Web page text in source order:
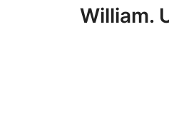
William.